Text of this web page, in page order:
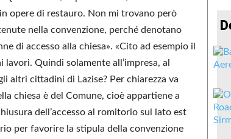
opere di restauro. Non mi trovano però
nella convenzione, perché denotano
di accesso alla chiesa». «Cito ad esempio il
Quindi solamente all’impresa, al
altri cittadini di Lazise? Per chiarezza va
chiesa è del Comune, cioè appartiene a
dell’accesso al romitorio sul lato est
per favorire la stipula della convenzione